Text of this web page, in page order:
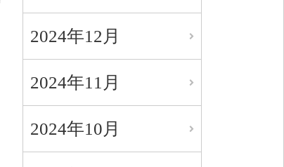
2024年12月
2024年11月
2024年10月